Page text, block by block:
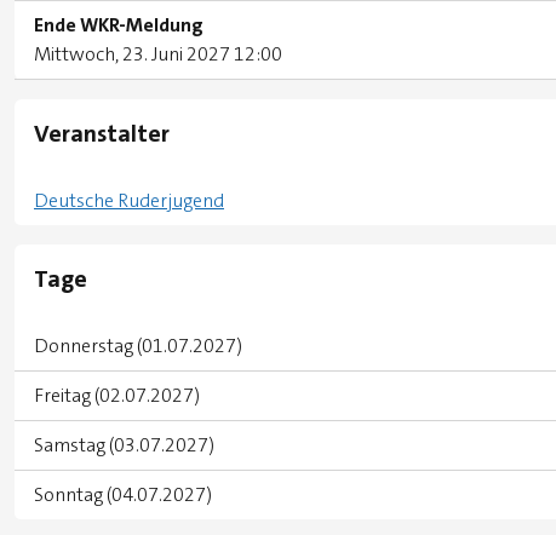
Ende WKR-Meldung
Mittwoch, 23. Juni 2027 12:00
Veranstalter
Deutsche Ruderjugend
Tage
Donnerstag (01.07.2027)
Freitag (02.07.2027)
Samstag (03.07.2027)
Sonntag (04.07.2027)